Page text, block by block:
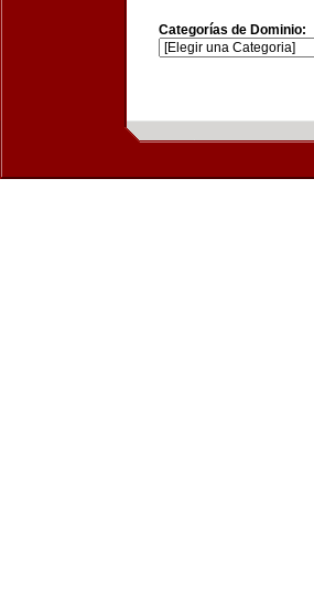
Categorías de Dominio: